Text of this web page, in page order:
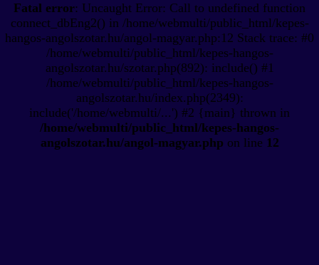
Fatal error: Uncaught Error: Call to undefined function
connect_dbEng2() in /home/webmulti/public_html/kepes-
hangos-angolszotar.hu/angol-magyar.php:12 Stack trace: #0
/home/webmulti/public_html/kepes-hangos-
angolszotar.hu/szotar.php(892): include() #1
/home/webmulti/public_html/kepes-hangos-
angolszotar.hu/index.php(2349):
include('/home/webmulti/...') #2 {main} thrown in
/home/webmulti/public_html/kepes-hangos-
angolszotar.hu/angol-magyar.php on line 12